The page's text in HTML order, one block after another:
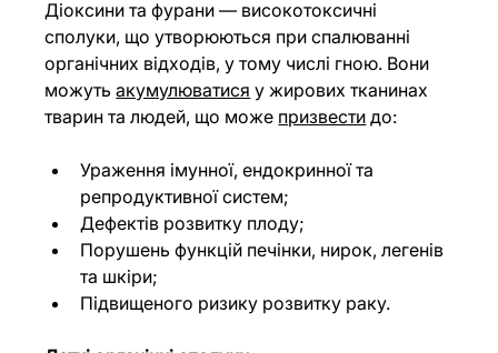
Діоксини та фурани — високотоксичні
сполуки, що утворюються при спалюванні
органічних відходів, у тому числі гною. Вони
можуть акумулюватися у жирових тканинах
тварин та людей, що може призвести до:
Ураження імунної, ендокринної та
репродуктивної систем;
Дефектів розвитку плоду;
Порушень функцій печінки, нирок, легенів
та шкіри;
Підвищеного ризику розвитку раку.